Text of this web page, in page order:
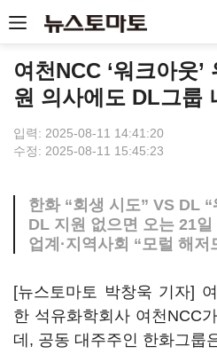
여천NCC ‘워크아웃
원 의사에도 DL그룹
입력: 2025-08-11 14:41:20
수정: 2025-08-11 15:45:23
한화 “회생 시도” VS DL “
DL 지원 없으면 오는 21일
업계·지역사회 “모럴 해저
[뉴스토마토 박창욱 기자]
한 석유화학회사 여천NCC
데, 공동 대주주인 한화그룹